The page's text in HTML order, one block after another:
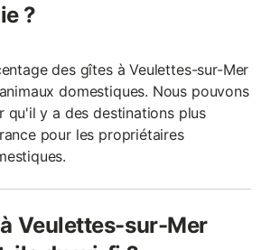
?
des gîtes à Veulettes-sur-Mer
domestiques. Nous pouvons
qu'il y a des destinations plus
pour les propriétaires
Veulettes-sur-Mer